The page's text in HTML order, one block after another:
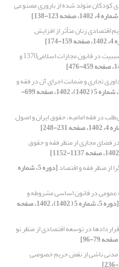
کودکان متولد شده از باروری مصنوعی
اقتصادی زنان متأثر از افزایش
تفاوت رابطه استناد و سببیت در قانون مجازات اسلامی1370 و
تجاری و ضمانت اجرای آن در فقه و
[دوره 5، شماره 5 ( 1402)، 1402، صفحه 699-
در فقه امامیه، حقوق ایران و اصول
فضای مجازی از منظر فقه و حقوق
از منظر فقه و اقتصاد [دوره 5، شماره
عمومی در قانون اساسی مشروطه و
[دوره 5، شماره 5 ( 1402)، 1402، صفحه
در توسعه اقتصادی از منظر نو
مدنی ناشی از نقض حریم خصوصی